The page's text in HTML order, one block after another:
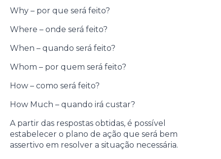
Why – por que será feito?
Where – onde será feito?
When – quando será feito?
Whom – por quem será feito?
How – como será feito?
How Much – quando irá custar?
A partir das respostas obtidas, é possível
estabelecer o plano de ação que será bem
assertivo em resolver a situação necessária.